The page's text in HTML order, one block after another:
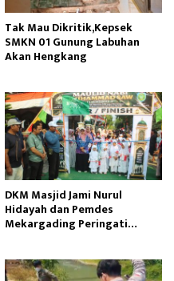
Tak Mau Dikritik,Kepsek
SMKN 01 Gunung Labuhan
Akan Hengkang
DKM Masjid Jami Nurul
Hidayah dan Pemdes
Mekargading Peringati